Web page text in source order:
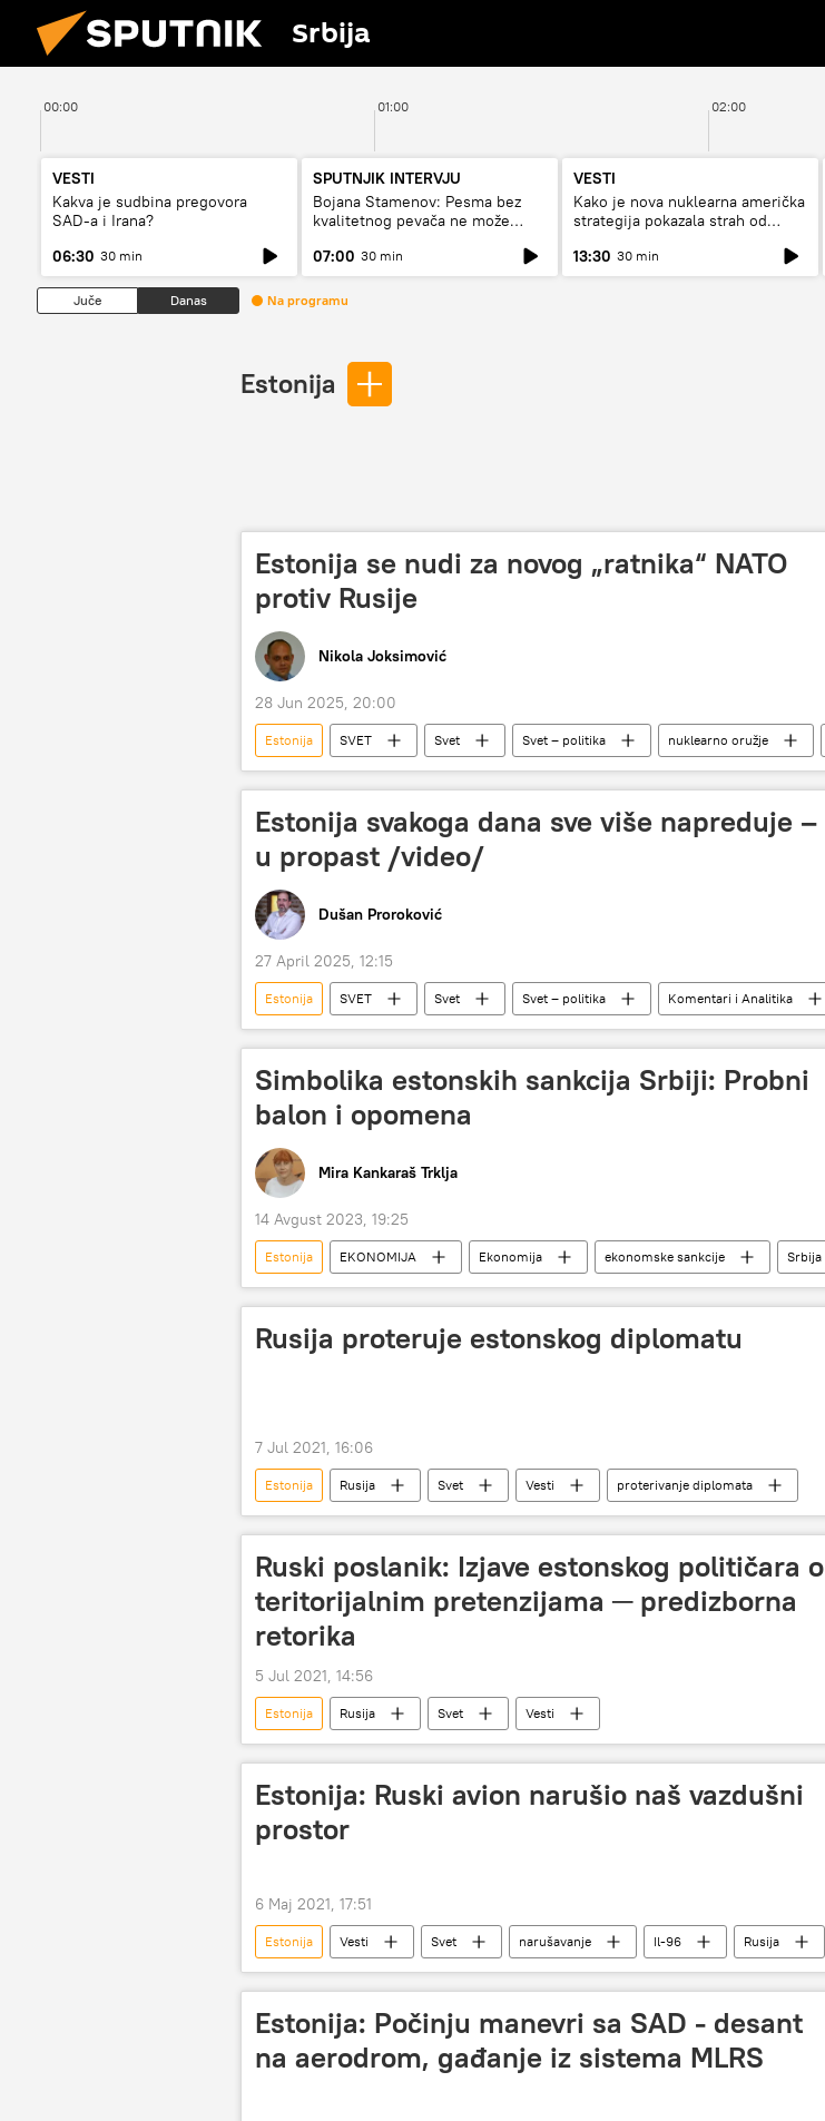
Srbija
00:00 01:00 02:00
VESTI
Kakva je sudbina pregovora
SAD-a i Irana?
06:30 30 min
SPUTNJIK INTERVJU
Bojana Stamenov: Pesma bez
kvalitetnog pevača ne može
07:00 30 min
VESTI
Kako je nova nuklearna američka
strategija pokazala strah od
13:30 30 min
Juče Danas Na programu
Estonija
Estonija se nudi za novog „ratnika“ NATO
protiv Rusije
Nikola Joksimović
28 Jun 2025, 20:00
Estonija SVET Svet Svet – politika nuklearno oružje
Estonija svakoga dana sve više napreduje –
u propast /video/
Dušan Proroković
27 April 2025, 12:15
Estonija SVET Svet Svet – politika
Komentari i Analitika
Emisija „Prorok“
Simbolika estonskih sankcija Srbiji: Probni
balon i opomena
Mira Kankaraš Trklja
14 Avgust 2023, 19:25
Estonija EKONOMIJA Ekonomija ekonomske sankcije Srbija
Kongres
Rusija proteruje estonskog diplomatu
7 Jul 2021, 16:06
Estonija Rusija Svet Vesti proterivanje diplomata
Ruski poslanik: Izjave estonskog političara o
teritorijalnim pretenzijama ─ predizborna
retorika
5 Jul 2021, 14:56
Estonija Rusija Svet Vesti
Estonija: Ruski avion narušio naš vazdušni
prostor
6 Maj 2021, 17:51
Estonija Vesti Svet narušavanje Il-96 Rusija
Estonija: Počinju manevri sa SAD - desant
na aerodrom, gađanje iz sistema MLRS